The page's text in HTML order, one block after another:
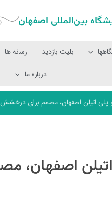
بین‌المللی‌ اصفهان
بلیت بازدید رسانه ها
درباره ما
و پلی اتیلن اصفهان، مصمم برای
اتیلن